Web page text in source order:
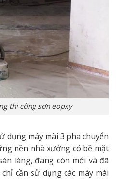
thi công sơn eopxy
dụng máy mài 3 pha chuyển
nền nhà xưởng có bề mặt
láng, đang còn mới và đã
cần sử dụng các máy mài